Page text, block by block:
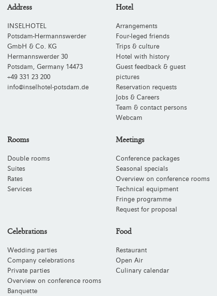
Address
INSELHOTEL
Potsdam-Hermannswerder
GmbH & Co. KG
Hermannswerder 30
Potsdam, Germany 14473
+49 331 23 200
info@inselhotel-potsdam.de
Hotel
Arrangements
Four-leged friends
Trips & culture
Hotel with history
Guest feedback & guest
pictures
Reservation requests
Jobs & Careers
Team & contact persons
Webcam
Rooms
Double rooms
Suites
Rates
Services
Meetings
Conference packages
Seasonal specials
Overview on conference rooms
Technical equipment
Fringe programme
Request for proposal
Celebrations
Wedding parties
Company celebrations
Private parties
Overview on conference rooms
Banquette
Food
Restaurant
Open Air
Culinary calendar